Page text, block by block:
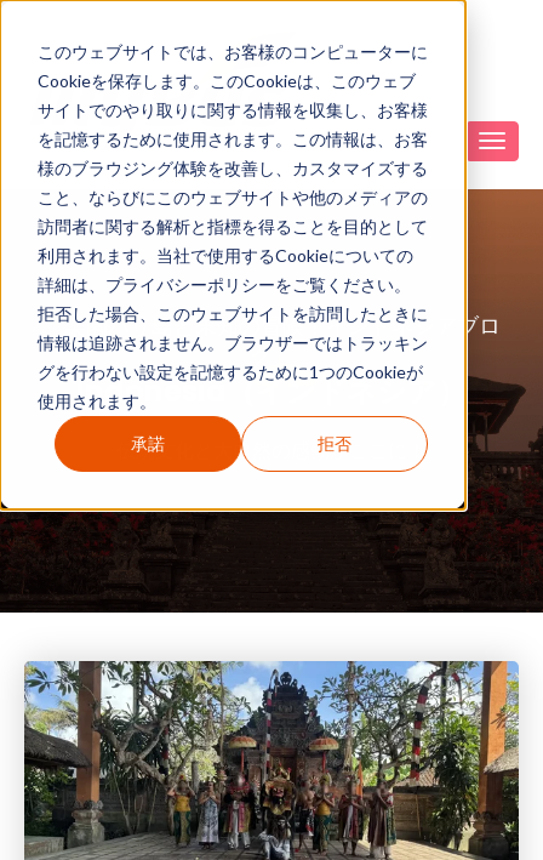
このウェブサイトでは、お客様のコンピューターに
Cookieを保存します。このCookieは、このウェブ
サイトでのやり取りに関する情報を収集し、お客様
を記憶するために使用されます。この情報は、お客
様のブラウジング体験を改善し、カスタマイズする
こと、ならびにこのウェブサイトや他のメディアの
訪問者に関する解析と指標を得ることを目的として
利用されます。当社で使用するCookieについての
詳細は、プライバシーポリシーをご覧ください。
拒否した場合、このウェブサイトを訪問したときに
情報は追跡されません。ブラウザーではトラッキン
グを行わない設定を記憶するために1つのCookieが
使用されます。
承諾 拒否
「楽園バリ島と未知の冒険！インドネシアブロ
グ」
Indonesia（インドネシア）
伝統文化と大自然の感動がここに！